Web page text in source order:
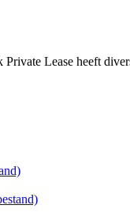
Lease heeft